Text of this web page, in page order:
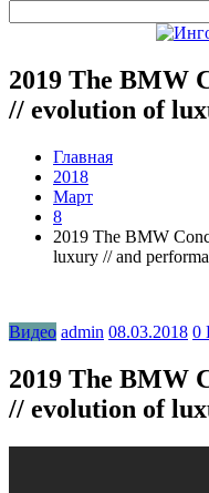
2019 The BMW
// evolution of
Главная
2018
Март
8
2019 The BMW
luxury // and
Видео admin 08.03.2018 0
2019 The BMW
// evolution of